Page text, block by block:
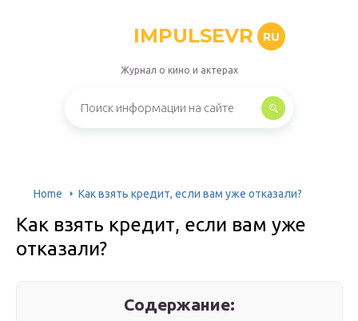
IMPULSEVR RU
Журнал о кино и актерах
Home Как взять кредит, если вам уже отказали?
Как взять кредит, если вам уже
отказали?
Содержание: